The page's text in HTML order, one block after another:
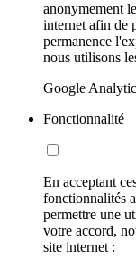
anonymement
internet afin de
permanence
nous utilisons
Google
Fonctionnalité
En acceptant
fonctionnalités
permettre une
votre accord,
site internet :